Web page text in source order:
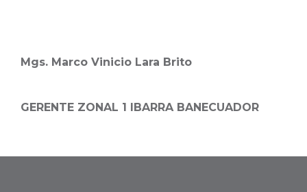
Mgs. Marco Vinicio Lara Brito
GERENTE ZONAL 1 IBARRA BANECUADOR